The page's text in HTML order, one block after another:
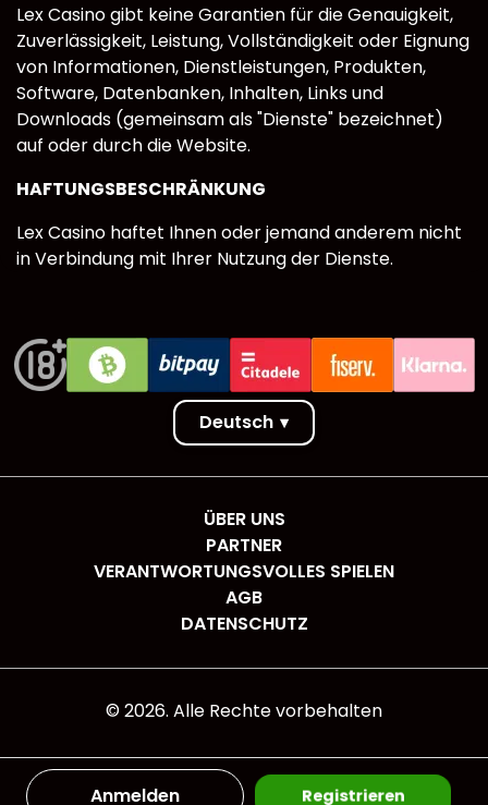
Anmelden Registrieren
Lex Casino gibt keine Garantien für die Genauigkeit,
Zuverlässigkeit, Leistung, Vollständigkeit oder Eignung
von Informationen, Dienstleistungen, Produkten,
Software, Datenbanken, Inhalten, Links und
Downloads (gemeinsam als "Dienste" bezeichnet)
auf oder durch die Website.
HAFTUNGSBESCHRÄNKUNG
Lex Casino haftet Ihnen oder jemand anderem nicht
in Verbindung mit Ihrer Nutzung der Dienste.
Deutsch ▾
ÜBER UNS
PARTNER
VERANTWORTUNGSVOLLES SPIELEN
AGB
DATENSCHUTZ
© 2026. Alle Rechte vorbehalten